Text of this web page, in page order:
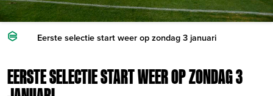
Eerste selectie start weer op zondag 3 januari
EERSTE SELECTIE START WEER OP ZONDAG 3